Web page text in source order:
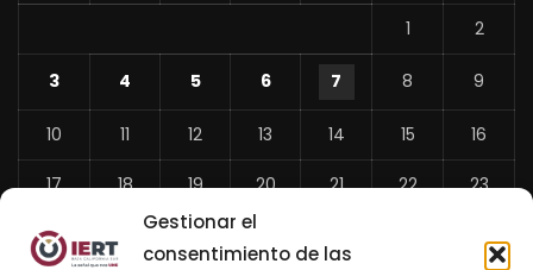
Gestionar el
consentimiento de las
1 2
3 4 5 6 7 8 9
10 11 12 13 14 15 16
17 18 19 20 21 22 23
24 26 27